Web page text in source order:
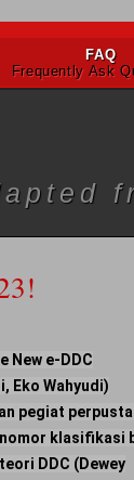
FAQ
Frequently Ask
New e-DDC
Eko Wahyudi)
pegiat
klasifikasi
DDC (Dewey